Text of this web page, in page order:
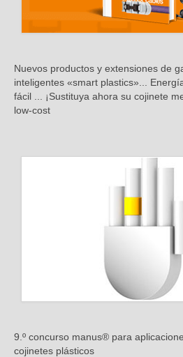
Nuevos productos y extensiones de
inteligentes «smart plastics»...
fácil ... ¡Sustituya ahora su cojinete
low-cost
9.º concurso manus® para
cojinetes plásticos